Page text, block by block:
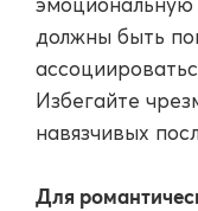
должны быть
Избегайте
навязчивых
Для